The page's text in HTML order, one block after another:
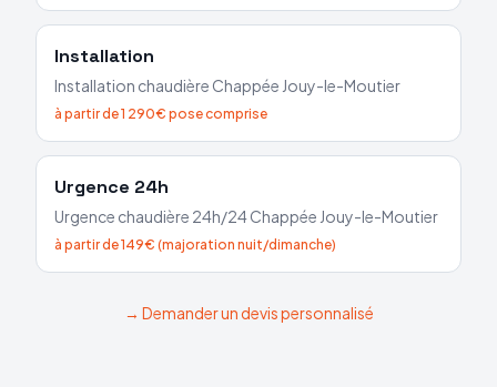
Installation
Installation chaudière Chappée Jouy-le-Moutier
à partir de 1 290€ pose comprise
Urgence 24h
Urgence chaudière 24h/24Chappée Jouy-le-Moutier
à partir de 149€ (majoration nuit/dimanche)
→ Demander un devis personnalisé